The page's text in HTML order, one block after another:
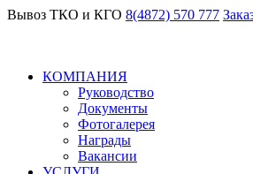
Вывоз ТКО и КГО 8(4872) 570 777
КОМПАНИЯ
Руководство
Документы
Фотогалерея
Награды
Вакансии